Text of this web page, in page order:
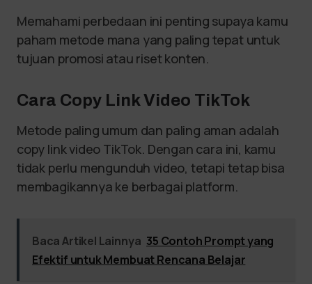
Memahami perbedaan ini penting supaya kamu
paham metode mana yang paling tepat untuk
tujuan promosi atau riset konten.
Cara Copy Link Video TikTok
Metode paling umum dan paling aman adalah
copy link video TikTok. Dengan cara ini, kamu
tidak perlu mengunduh video, tetapi tetap bisa
membagikannya ke berbagai platform.
Baca Artikel Lainnya 35 Contoh Prompt yang
Efektif untuk Membuat Rencana Belajar